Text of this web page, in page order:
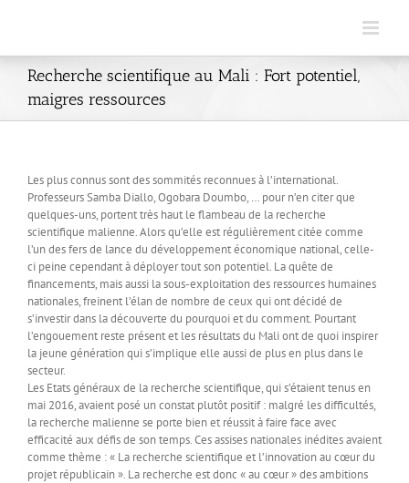
Recherche scientifique au Mali : Fort potentiel,
maigres ressources
Les plus connus sont des sommités reconnues à l’international.
Professeurs Samba Diallo, Ogobara Doumbo, … pour n’en citer que
quelques-uns, portent très haut le flambeau de la recherche
scientifique malienne. Alors qu’elle est régulièrement citée comme
l’un des fers de lance du développement économique national, celle-
ci peine cependant à déployer tout son potentiel. La quête de
financements, mais aussi la sous-exploitation des ressources humaines
nationales, freinent l’élan de nombre de ceux qui ont décidé de
s’investir dans la découverte du pourquoi et du comment. Pourtant
l’engouement reste présent et les résultats du Mali ont de quoi inspirer
la jeune génération qui s’implique elle aussi de plus en plus dans le
secteur.
Les Etats généraux de la recherche scientifique, qui s’étaient tenus en
mai 2016, avaient posé un constat plutôt positif : malgré les difficultés,
la recherche malienne se porte bien et réussit à faire face avec
efficacité aux défis de son temps. Ces assises nationales inédites avaient
comme thème : « La recherche scientifique et l’innovation au cœur du
projet républicain ». La recherche est donc « au cœur » des ambitions